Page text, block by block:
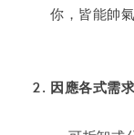
你，皆能帥
因應各式需